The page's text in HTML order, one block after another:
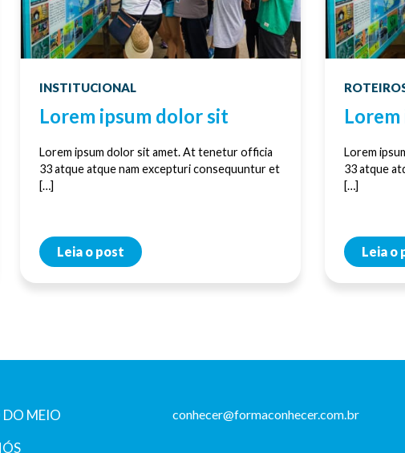
INSTITUCIONAL
Lorem ipsum dolor sit
Lorem ipsum dolor sit amet. At tenetur officia
33 atque atque nam excepturi consequuntur et
[…]
Leia o post
Lorem
33 atque
[…]
Leia o
DO MEIO
conhecer@formaconhecer.com.br